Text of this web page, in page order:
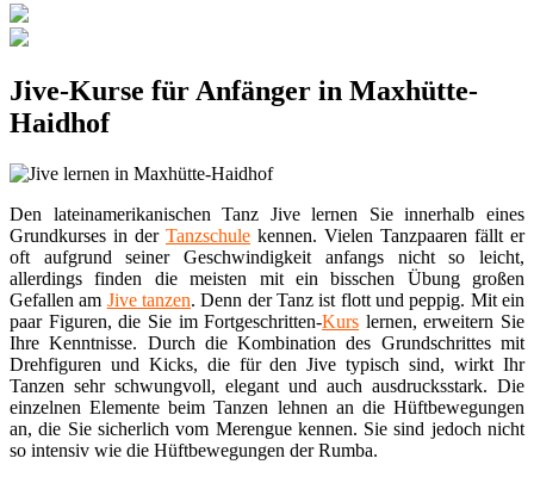
Jive-Kurse für Anfänger in Maxhütte-
Haidhof
Den lateinamerikanischen Tanz Jive lernen Sie innerhalb eines
Grundkurses in der Tanzschule kennen. Vielen Tanzpaaren fällt er
oft aufgrund seiner Geschwindigkeit anfangs nicht so leicht,
allerdings finden die meisten mit ein bisschen Übung großen
Gefallen am Jive tanzen. Denn der Tanz ist flott und peppig. Mit ein
paar Figuren, die Sie im Fortgeschritten-Kurs lernen, erweitern Sie
Ihre Kenntnisse. Durch die Kombination des Grundschrittes mit
Drehfiguren und Kicks, die für den Jive typisch sind, wirkt Ihr
Tanzen sehr schwungvoll, elegant und auch ausdrucksstark. Die
einzelnen Elemente beim Tanzen lehnen an die Hüftbewegungen
an, die Sie sicherlich vom Merengue kennen. Sie sind jedoch nicht
so intensiv wie die Hüftbewegungen der Rumba.